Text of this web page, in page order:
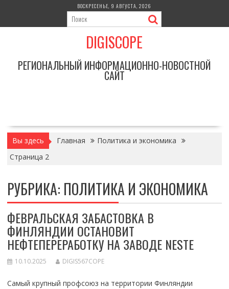
содержимому
ВОСКРЕСЕНЬЕ, 9 АВГУСТА, 2026
DIGISCOPE
РЕГИОНАЛЬНЫЙ ИНФОРМАЦИОННО-НОВОСТНОЙ
САЙТ
Вы здесь Главная
Политика и экономика
Страница 2
РУБРИКА: ПОЛИТИКА И ЭКОНОМИКА
ФЕВРАЛЬСКАЯ ЗАБАСТОВКА В
ФИНЛЯНДИИ ОСТАНОВИТ
НЕФТЕПЕРЕРАБОТКУ НА ЗАВОДЕ NESTE
10.10.2025 DIGIS567COPE
Самый крупный профсоюз на территории Финляндии